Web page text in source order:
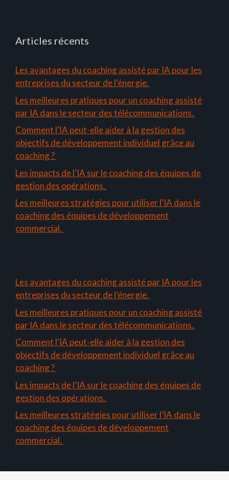
Articles récents
Les avantages du coaching assisté par IA pour les
entreprises du secteur de l’énergie.
Les meilleures pratiques pour un coaching assisté
par IA dans le secteur des télécommunications.
Comment l’IA peut-elle aider à la gestion des
objectifs de développement individuel grâce au
coaching ?
Les impacts de l’IA sur le coaching des équipes de
gestion des opérations.
Les meilleures stratégies pour utiliser l’IA dans le
coaching des équipes de développement
commercial.
Les avantages du coaching assisté par IA pour les
entreprises du secteur de l’énergie.
Les meilleures pratiques pour un coaching assisté
par IA dans le secteur des télécommunications.
Comment l’IA peut-elle aider à la gestion des
objectifs de développement individuel grâce au
coaching ?
Les impacts de l’IA sur le coaching des équipes de
gestion des opérations.
Les meilleures stratégies pour utiliser l’IA dans le
coaching des équipes de développement
commercial.